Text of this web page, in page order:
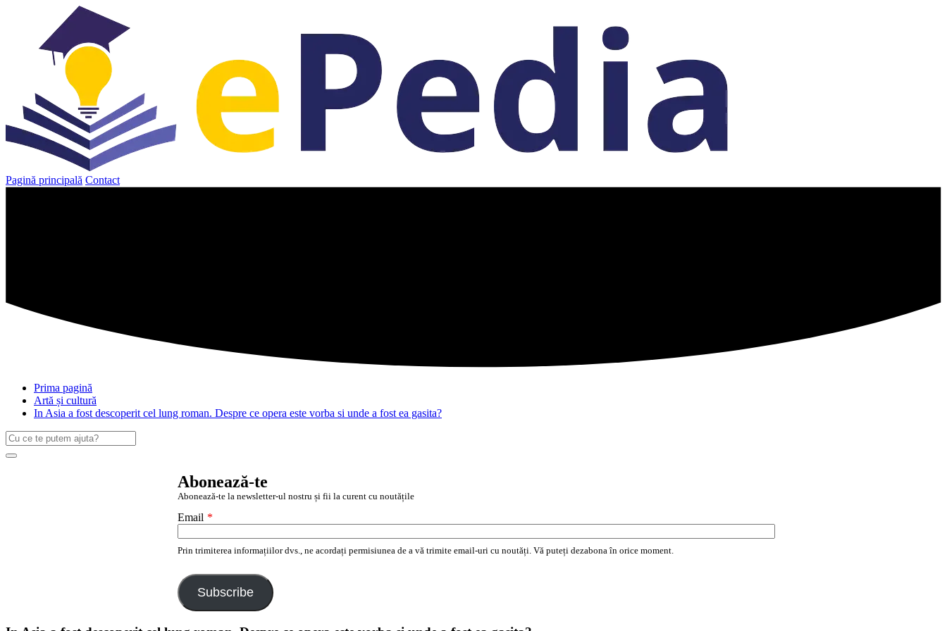
Pagină principală Contact
Prima pagină
Artă și cultură
In Asia a fost descoperit cel lung roman. Despre ce opera este vorba si unde a fost ea gasita?
Caută
după:
Search
Abonează-te
Abonează-te la newsletter-ul nostru și fii la curent cu noutățile
Email *
Prin trimiterea informațiilor dvs., ne acordați permisiunea de a vă trimite email-uri cu noutăți. Vă puteți dezabona în orice moment.
Subscribe